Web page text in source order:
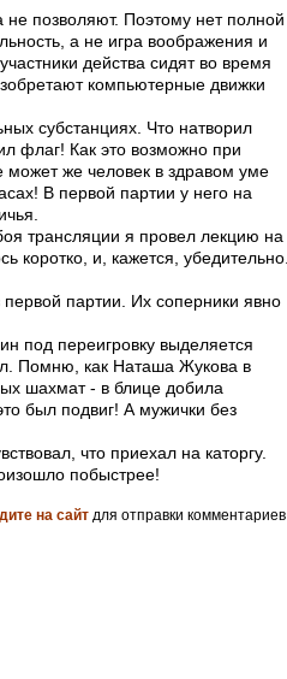
позволяют. Поэтому нет полной
а не игра воображения и
действа сидят во время
компьютерные движки
субстанциях. Что натворил
флаг! Как это возможно при
же человек в здравом уме
В первой партии у него на
трансляции я провел лекцию на
коротко, и, кажется, убедительно.
партии. Их соперники явно
под переигровку выделяется
Помню, как Наташа Жукова в
шахмат - в блице добила
был подвиг! А мужички без
что приехал на каторгу.
побыстрее!
на сайт для отправки комментариев